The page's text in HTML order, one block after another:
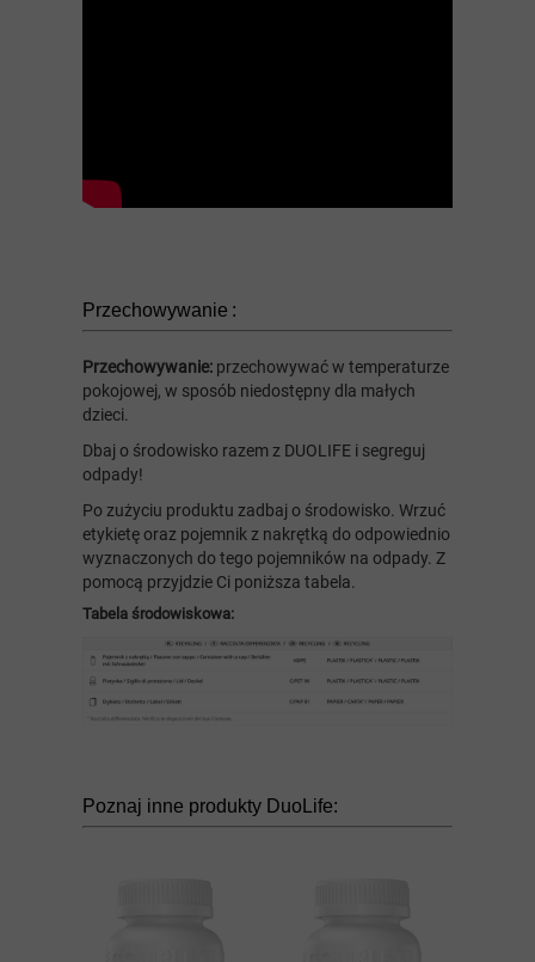
Przechowywanie :
Przechowywanie: przechowywać w temperaturze
pokojowej, w sposób niedostępny dla małych
dzieci.
Dbaj o środowisko razem z DUOLIFE i segreguj
odpady!
Po zużyciu produktu zadbaj o środowisko. Wrzuć
etykietę oraz pojemnik z nakrętką do odpowiednio
wyznaczonych do tego pojemników na odpady. Z
pomocą przyjdzie Ci poniższa tabela.
Tabela środowiskowa:
Poznaj inne produkty DuoLife: